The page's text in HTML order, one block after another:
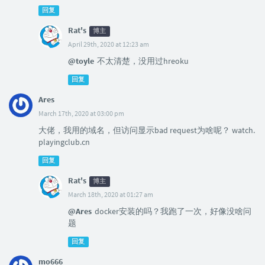
回复
Rat's 博主
April 29th, 2020 at 12:23 am
@toyle 不太清楚，没用过hreoku
回复
Ares
March 17th, 2020 at 03:00 pm
大佬，我用的域名，但访问显示bad request为啥呢？ watch.
playingclub.cn
回复
Rat's 博主
March 18th, 2020 at 01:27 am
@Ares docker安装的吗？我跑了一次，好像没啥问
题
回复
mo666